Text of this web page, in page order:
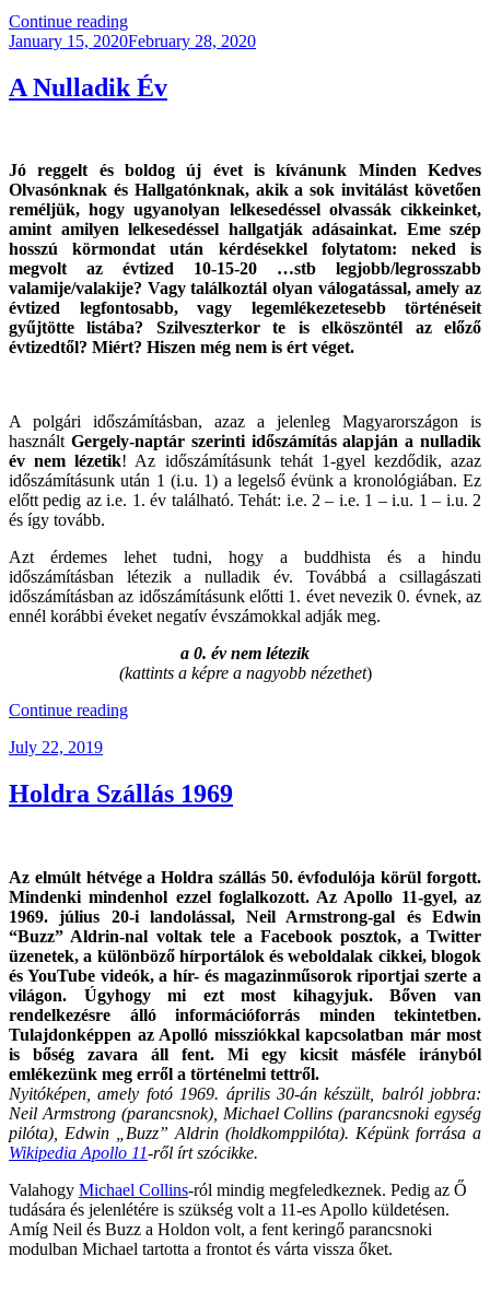
Continue reading“Az
Önvezetés
A
Munkákat!
Posted
January 15, 2020February 28, 2020
A Nulladik Év
Jó reggelt és boldog új évet is kívánunk Minden Kedves
Olvasónknak és Hallgatónknak, akik a sok invitálást követően
reméljük, hogy ugyanolyan lelkesedéssel olvassák cikkeinket,
amint amilyen lelkesedéssel hallgatják adásainkat. Eme szép
hosszú körmondat után kérdésekkel folytatom: neked is
megvolt az évtized 10-15-20 …stb legjobb/legrosszabb
valamije/valakije? Vagy találkoztál olyan válogatással, amely az
évtized legfontosabb, vagy legemlékezetesebb történéseit
gyűjtötte listába? Szilveszterkor te is elköszöntél az előző
évtizedtől? Miért? Hiszen még nem is ért véget.
A polgári időszámításban, azaz a jelenleg Magyarországon is
használt Gergely-naptár szerinti időszámítás alapján a nulladik
év nem lézetik! Az időszámításunk tehát 1-gyel kezdődik, azaz
időszámításunk után 1 (i.u. 1) a legelső évünk a kronológiában. Ez
előtt pedig az i.e. 1. év található. Tehát: i.e. 2 – i.e. 1 – i.u. 1 – i.u. 2
és így tovább.
Azt érdemes lehet tudni, hogy a buddhista és a hindu
időszámításban létezik a nulladik év. Továbbá a csillagászati
időszámításban az időszámításunk előtti 1. évet nevezik 0. évnek, az
ennél korábbi éveket negatív évszámokkal adják meg.
a 0. év nem létezik
(kattints a képre a nagyobb nézethet)
Continue reading“A
Posted
July 22, 2019
Holdra Szállás 1969
Az elmúlt hétvége a Holdra szállás 50. évfodulója körül forgott.
Mindenki mindenhol ezzel foglalkozott. Az Apollo 11-gyel, az
1969. július 20-i landolással, Neil Armstrong-gal és Edwin
“Buzz” Aldrin-nal voltak tele a Facebook posztok, a Twitter
üzenetek, a különböző hírportálok és weboldalak cikkei, blogok
és YouTube videók, a hír- és magazinműsorok riportjai szerte a
világon. Úgyhogy mi ezt most kihagyjuk. Bőven van
rendelkezésre álló információforrás minden tekintetben.
Tulajdonképpen az Apolló missziókkal kapcsolatban már most
is bőség zavara áll fent. Mi egy kicsit másféle irányból
emlékezünk meg erről a történelmi tettről.
Nyitóképen, amely fotó 1969. április 30-án készült, balról jobbra:
Neil Armstrong (parancsnok), Michael Collins (parancsnoki egység
pilóta), Edwin „Buzz” Aldrin (holdkomppilóta). Képünk forrása a
Wikipedia Apollo 11-ről írt szócikke.
Valahogy Michael Collins-ról mindig megfeledkeznek. Pedig az Ő
tudására és jelenlétére is szükség volt a 11-es Apollo küldetésen.
Amíg Neil és Buzz a Holdon volt, a fent keringő parancsnoki
modulban Michael tartotta a frontot és várta vissza őket.